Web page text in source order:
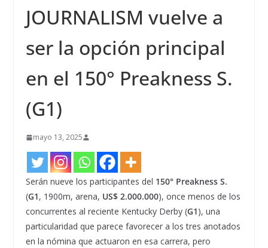
JOURNALISM vuelve a
ser la opción principal
en el 150° Preakness S.
(G1)
mayo 13, 2025
Serán nueve los participantes del 150° Preakness S.
(G1, 1900m, arena, US$ 2.000.000), once menos de los
concurrentes al reciente Kentucky Derby (G1), una
particularidad que parece favorecer a los tres anotados
en la nómina que actuaron en esa carrera, pero